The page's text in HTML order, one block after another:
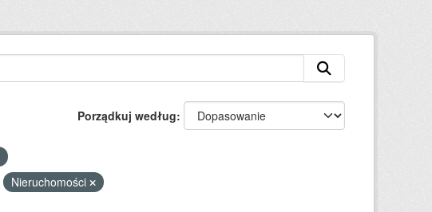
Porządkuj według
Nieruchomości